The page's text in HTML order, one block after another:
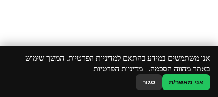
אנו משתמשים במידע בהתאם למדיניות הפרטיות. המשך שימוש
באתר מהווה הסכמה. מדיניות הפרטיות
אני מאשר/ת סגור